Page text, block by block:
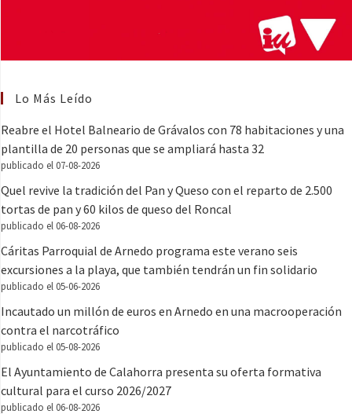
Lo Más Leído
Reabre el Hotel Balneario de Grávalos con 78 habitaciones y una
plantilla de 20 personas que se ampliará hasta 32
publicado el 07-08-2026
Quel revive la tradición del Pan y Queso con el reparto de 2.500
tortas de pan y 60 kilos de queso del Roncal
publicado el 06-08-2026
Cáritas Parroquial de Arnedo programa este verano seis
excursiones a la playa, que también tendrán un fin solidario
publicado el 05-06-2026
Incautado un millón de euros en Arnedo en una macrooperación
contra el narcotráfico
publicado el 05-08-2026
El Ayuntamiento de Calahorra presenta su oferta formativa
cultural para el curso 2026/2027
publicado el 06-08-2026